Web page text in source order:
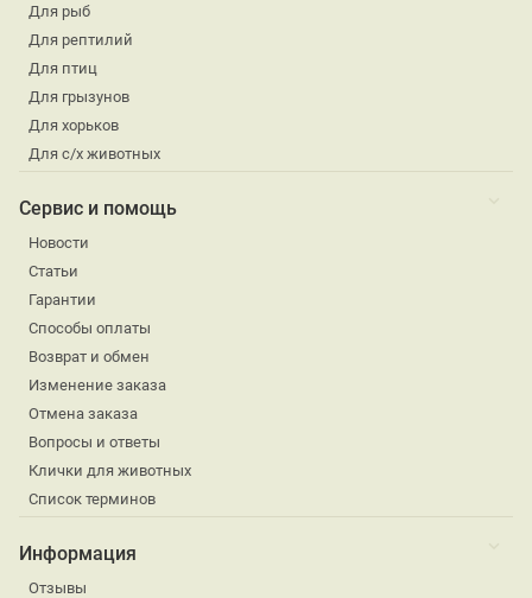
Для рыб
Для рептилий
Для птиц
Для грызунов
Для хорьков
Для с/х животных
Сервис и помощь
Новости
Статьи
Гарантии
Способы оплаты
Возврат и обмен
Изменение заказа
Отмена заказа
Вопросы и ответы
Клички для животных
Список терминов
Информация
Отзывы